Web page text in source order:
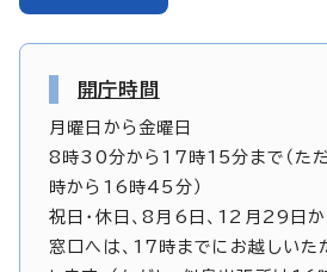
開庁時間
月曜日から金曜日
8時30分から17時15分まで（た
時から16時45分）
祝日・休日、8月6日、12月29日
窓口へは、17時までにお越しいた